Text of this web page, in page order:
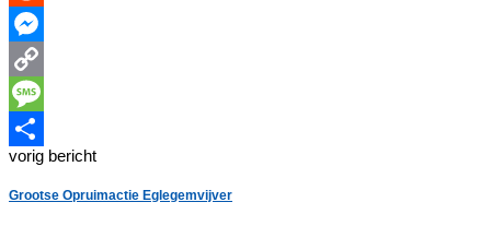
Reddit
Messenger
Copy
Link
Message
Delen
vorig bericht
Grootse Opruimactie Eglegemvijver